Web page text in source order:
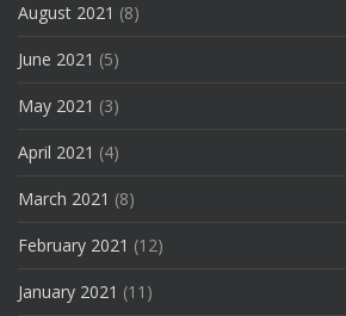
August 2021 (8)
June 2021 (5)
May 2021 (3)
April 2021 (4)
March 2021 (8)
February 2021 (12)
January 2021 (11)